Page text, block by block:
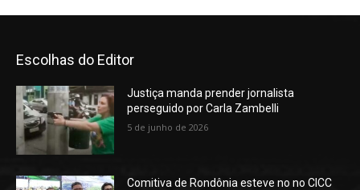
Escolhas do Editor
Justiça manda prender jornalista
perseguido por Carla Zambelli
5 de junho de 2026
Comitiva de Rondônia esteve no no CICC